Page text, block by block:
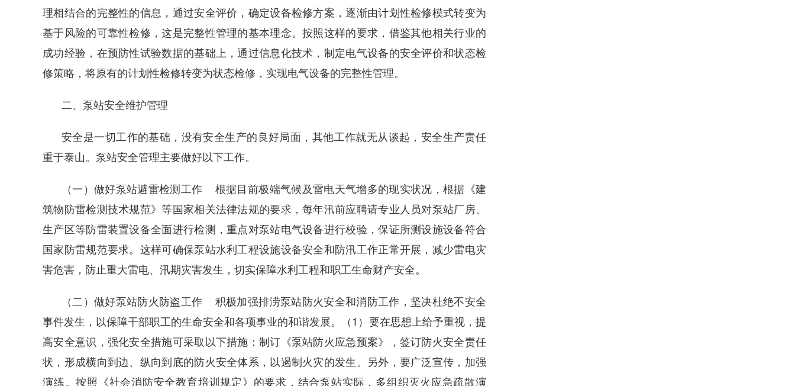
理相结合的完整性的信息，通过安全评价，确定设备检修方案，逐渐由计划性检修模式转变为
基于风险的可靠性检修，这是完整性管理的基本理念。按照这样的要求，借鉴其他相关行业的
成功经验，在预防性试验数据的基础上，通过信息化技术，制定电气设备的安全评价和状态检
修策略，将原有的计划性检修转变为状态检修，实现电气设备的完整性管理。
二、泵站安全维护管理
安全是一切工作的基础，没有安全生产的良好局面，其他工作就无从谈起，安全生产责任
重于泰山。泵站安全管理主要做好以下工作。
（一）做好泵站避雷检测工作 根据目前极端气候及雷电天气增多的现实状况，根据《建
筑物防雷检测技术规范》等国家相关法律法规的要求，每年汛前应聘请专业人员对泵站厂房、
生产区等防雷装置设备全面进行检测，重点对泵站电气设备进行校验，保证所测设施设备符合
国家防雷规范要求。这样可确保泵站水利工程设施设备安全和防汛工作正常开展，减少雷电灾
害危害，防止重大雷电、汛期灾害发生，切实保障水利工程和职工生命财产安全。
（二）做好泵站防火防盗工作 积极加强排涝泵站防火安全和消防工作，坚决杜绝不安全
事件发生，以保障干部职工的生命安全和各项事业的和谐发展。（1）要在思想上给予重视，提
高安全意识，强化安全措施可采取以下措施：制订《泵站防火应急预案》，签订防火安全责任
状，形成横向到边、纵向到底的防火安全体系，以遏制火灾的发生。另外，要广泛宣传，加强
演练。按照《社会消防安全教育培训规定》的要求，结合泵站实际，多组织灭火应急疏散演